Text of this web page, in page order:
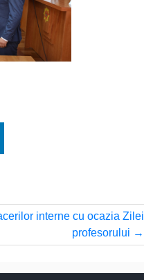
interne cu ocazia Zilei
profesorului